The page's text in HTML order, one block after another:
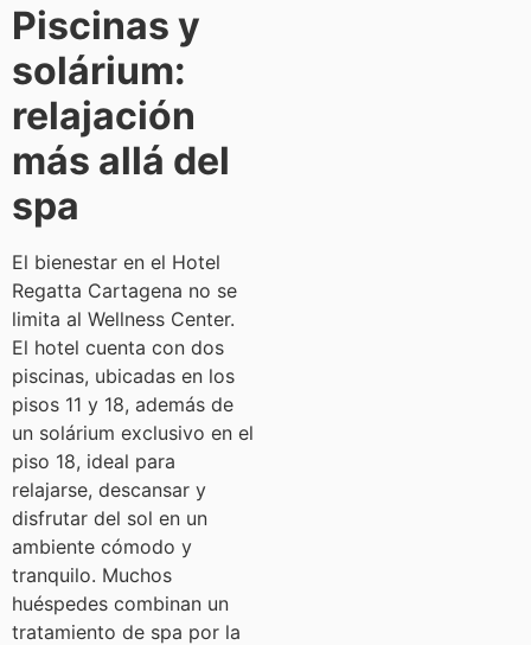
Piscinas y
solárium:
relajación
más allá del
spa
El bienestar en el Hotel
Regatta Cartagena no se
limita al Wellness Center.
El hotel cuenta con dos
piscinas, ubicadas en los
pisos 11 y 18, además de
un solárium exclusivo en el
piso 18, ideal para
relajarse, descansar y
disfrutar del sol en un
ambiente cómodo y
tranquilo. Muchos
huéspedes combinan un
tratamiento de spa por la